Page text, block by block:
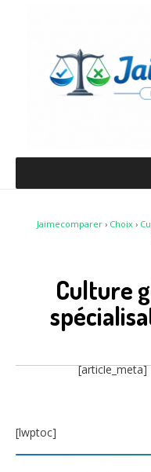
Jaimecomparer › Choix ›
Culture
[article_meta]
[lwptoc]